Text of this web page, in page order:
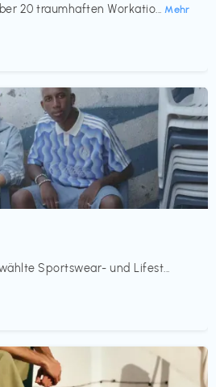
20 traumhaften Workatio... Mehr
Sportswear- und Lifest...